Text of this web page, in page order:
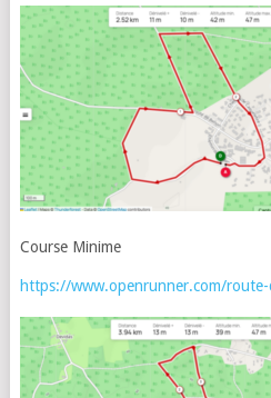
Course Minime
https://www.openrunner.com/